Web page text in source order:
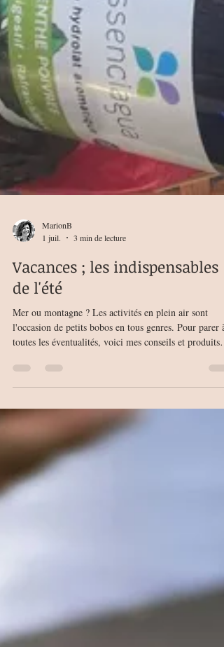
1 juil.
3 min de lecture
Vacances ; les indispensables
de l'été
Mer ou montagne ? Les activités en plein air sont
toutes les éventualités, voici mes conseils et produits
indispensables pour un été serein. Ma sélection est
pour ne pas trop alourdir les bagages. Entrons dans le
vif du sujet avec les 6 thèmes les plus fréquents en été.
Mal des transports Les insectes Les coups de soleil Les
foulures et égratignures L'indigestion Les